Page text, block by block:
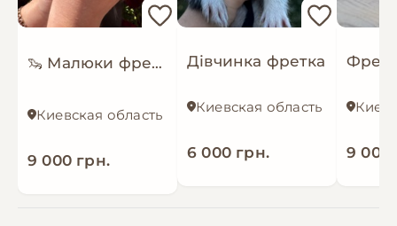
🦦 Малюки фретки шукають найкращу родину! ❤️
Киевская область
9 000 грн.
Дівчинка фретка
Киевская область
6 000 грн. 9 000